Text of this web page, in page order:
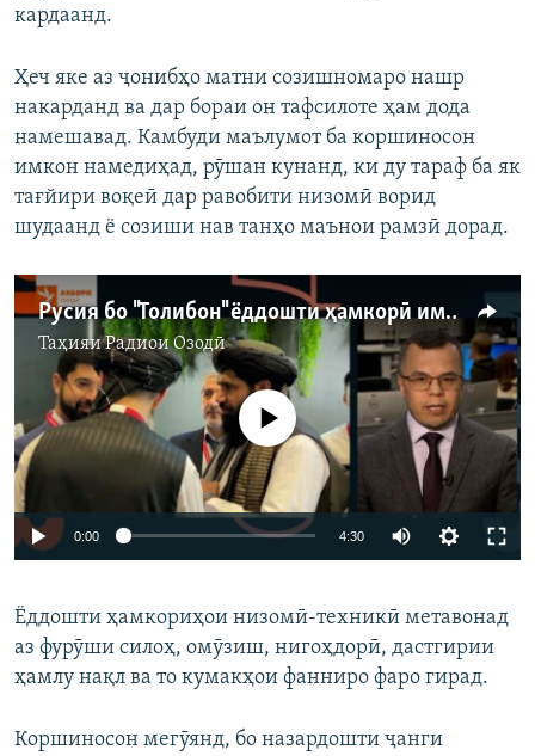
кардаанд.
Ҳеч яке аз ҷонибҳо матни созишномаро нашр
накарданд ва дар бораи он тафсилоте ҳам дода
намешавад. Камбуди маълумот ба коршиносон
имкон намедиҳад, рӯшан кунанд, ки ду тараф ба як
тағйири воқеӣ дар равобити низомӣ ворид
шудаанд ё созиши нав танҳо маънои рамзӣ дорад.
Русия бо "Толибон" ёддошти ҳамкорӣ имзо кард. Чӣ гуна?
ТаҳияиРадиои Озодӣ
Auto 240p 360p 480p
Феълан кор намекунад
0:00 4:30
360p
480p
1080p
Ёддошти ҳамкориҳои низомӣ-техникӣ метавонад
аз фурӯши силоҳ, омӯзиш, нигоҳдорӣ, дастгирии
ҳамлу нақл ва то кумакҳои фанниро фаро гирад.
Коршиносон мегӯянд, бо назардошти ҷанги